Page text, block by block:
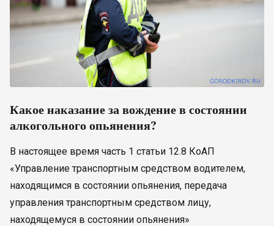
Какое наказание за вождение в состоянии
алкогольного опьянения?
В настоящее время часть 1 статьи 12.8 КоАП
«Управление транспортным средством водителем,
находящимся в состоянии опьянения, передача
управления транспортным средством лицу,
находящемуся в состоянии опьянения»